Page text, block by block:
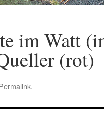
im Watt
(rot)
Permalink.